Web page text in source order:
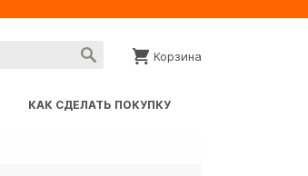
Корзина
КАК СДЕЛАТЬ ПОКУПКУ